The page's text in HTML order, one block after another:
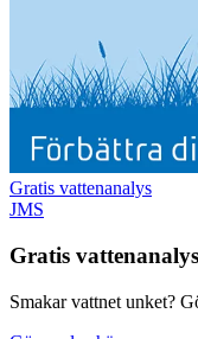
Gratis vattenanalys
JMS
Gratis vattenanalys
Smakar vattnet unket?